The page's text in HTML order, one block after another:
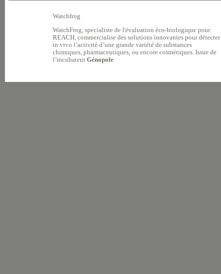
Watchfrog
WatchFrog, specialiste de l'évaluation éco-biologique pour
REACH, commercialise des solutions innovantes pour détecter
in vivo l’activité d’une grande variété de substances
chimiques, pharmaceutiques, ou encore cosmétiques. Issue de
l’incubateurGénopole